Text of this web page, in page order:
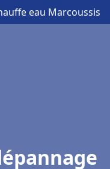
eau Marcoussis